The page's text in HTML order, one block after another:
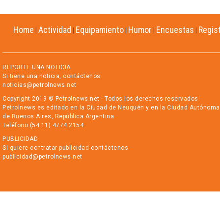
Home Actividad Equipamiento Humor Encuestas
REPORTE UNA NOTICIA
Si tiene una noticia, contáctenos
noticias@petrolnews.net
Copyright 2019 © Petrolnews.net - Todos los derechos reservados
Petrolnews es editado en la Ciudad de Neuquén y en la Ciudad Autónoma
de Buenos Aires, República Argentina
Teléfono (54 11) 4774 2154
PUBLICIDAD
Si quiere contratar publicidad contáctenos
publicidad@petrolnews.net